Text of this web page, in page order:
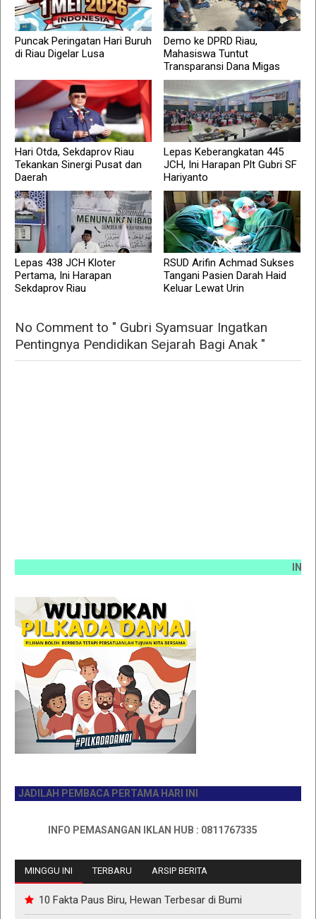
Puncak Peringatan Hari Buruh
di Riau Digelar Lusa
Demo ke DPRD Riau,
Mahasiswa Tuntut
Transparansi Dana Migas
Hari Otda, Sekdaprov Riau
Tekankan Sinergi Pusat dan
Daerah
Lepas Keberangkatan 445
JCH, Ini Harapan Plt Gubri SF
Hariyanto
Lepas 438 JCH Kloter
Pertama, Ini Harapan
Sekdaprov Riau
RSUD Arifin Achmad Sukses
Tangani Pasien Darah Haid
Keluar Lewat Urin
No Comment to " Gubri Syamsuar Ingatkan
Pentingnya Pendidikan Sejarah Bagi Anak "
INFO
JADILAH PEMBACA PERTAMA HARI INI
INFO PEMASANGAN IKLAN HUB : 0811767335
MINGGU INI TERBARU ARSIP BERITA
10 Fakta Paus Biru, Hewan Terbesar di Bumi